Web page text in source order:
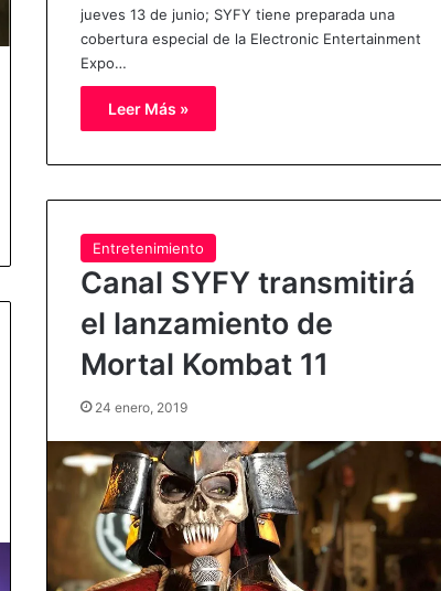
jueves 13 de junio; SYFY tiene preparada una
cobertura especial de la Electronic Entertainment
Expo…
Leer Más »
Entretenimiento
Canal SYFY transmitirá
el lanzamiento de
Mortal Kombat 11
24 enero, 2019